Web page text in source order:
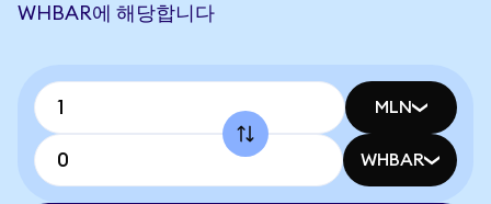
WHBAR에 해당합니다
MLN
WHBAR